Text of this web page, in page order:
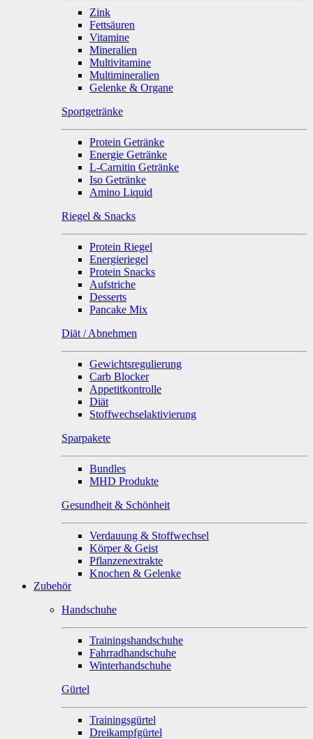
Zink
Fettsäuren
Vitamine
Mineralien
Multivitamine
Multimineralien
Gelenke & Organe
Sportgetränke
Protein Getränke
Energie Getränke
L-Carnitin Getränke
Iso Getränke
Amino Liquid
Riegel & Snacks
Protein Riegel
Energieriegel
Protein Snacks
Aufstriche
Desserts
Pancake Mix
Diät / Abnehmen
Gewichtsregulierung
Carb Blocker
Appetitkontrolle
Diät
Stoffwechselaktivierung
Sparpakete
Bundles
MHD Produkte
Gesundheit & Schönheit
Verdauung & Stoffwechsel
Körper & Geist
Pflanzenextrakte
Knochen & Gelenke
Zubehör
Handschuhe
Trainingshandschuhe
Fahrradhandschuhe
Winterhandschuhe
Gürtel
Trainingsgürtel
Dreikampfgürtel